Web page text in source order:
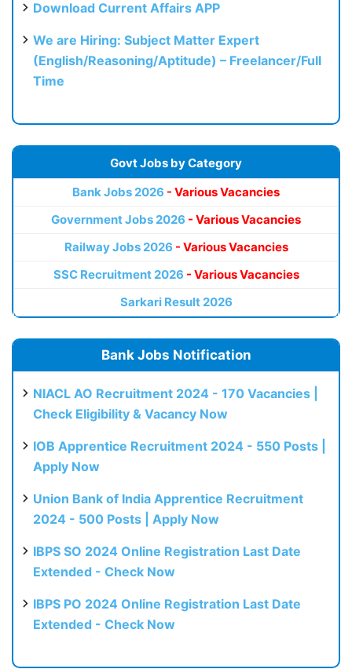
Download Current Affairs APP
We are Hiring: Subject Matter Expert
(English/Reasoning/Aptitude) – Freelancer/Full
Time
Govt Jobs by Category
Bank Jobs 2026 - Various Vacancies
Government Jobs 2026 - Various Vacancies
Railway Jobs 2026 - Various Vacancies
SSC Recruitment 2026 - Various Vacancies
Sarkari Result 2026
Bank Jobs Notification
NIACL AO Recruitment 2024 - 170 Vacancies |
Check Eligibility & Vacancy Now
IOB Apprentice Recruitment 2024 - 550 Posts |
Apply Now
Union Bank of India Apprentice Recruitment
2024 - 500 Posts | Apply Now
IBPS SO 2024 Online Registration Last Date
Extended - Check Now
IBPS PO 2024 Online Registration Last Date
Extended - Check Now